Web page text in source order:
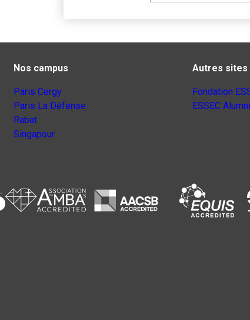
Nos campus
Paris Cergy
Paris La Défense
Rabat
Singapour
Autres sites
Fondation
ESSEC Alumni